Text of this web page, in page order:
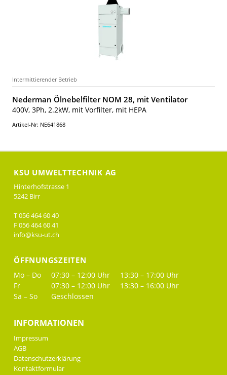
Intermittierender Betrieb
Nederman Ölnebelfilter NOM 28, mit Ventilator
400V, 3Ph, 2.2kW, mit Vorfilter, mit HEPA
Artikel-Nr: NE641868
KSU UMWELTTECHNIK AG
Hinterhofstrasse 1
5242 Birr
T 056 464 60 40
F 056 464 60 41
info@ksu-ut.ch
ÖFFNUNGSZEITEN
Mo – Do 07:30 – 12:00 Uhr
13:30 – 17:00 Uhr
Fr
07:30 – 12:00 Uhr
13:30 – 16:00 Uhr
Sa – So
Geschlossen
INFORMATIONEN
Impressum
AGB
Datenschutzerklärung
Kontaktformular